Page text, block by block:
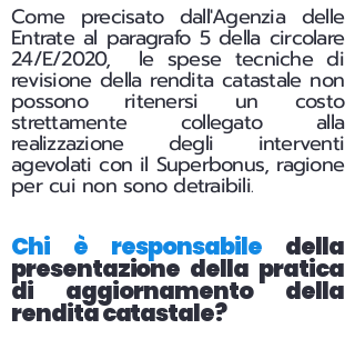
Come precisato dall'Agenzia delle
Entrate al paragrafo 5 della circolare
24/E/2020, le spese tecniche di
revisione della rendita catastale non
possono ritenersi un costo
strettamente collegato alla
realizzazione degli interventi
agevolati con il Superbonus, ragione
per cui non sono detraibili.
Chi è responsabiledella
presentazione della pratica
di aggiornamento della
rendita catastale?